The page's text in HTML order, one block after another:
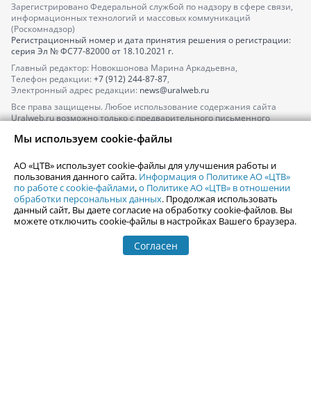
Зарегистрировано Федеральной службой по надзору в сфере связи,
информационных технологий и массовых коммуникаций
(Роскомнадзор)
Регистрационный номер и дата принятия решения о регистрации:
серия Эл № ФС77-82000от 18.10.2021 г.
Главный редактор: Новокшонова Марина Аркадьевна,
Телефон редакции: +7 (912) 244-87-87,
Электронный адрес редакции: news@uralweb.ru
Все права защищены. Любое использование содержания сайта
Uralweb.ru возможно только с предварительного письменного
По вопросам размещения рекламы обращайтесь по тел.
По вопросам размещения информации в разделе «Афиша»
afisha@uralweb.ru
Пользовательское соглашение на использование сайта
Политика АО «ЦТВ» в отношении обработки персональных данных
Мы используем cookie-файлы
АО «ЦТВ» использует cookie-файлы для улучшения работы и
пользования данного сайта. Информация о Политике АО «ЦТВ»
по работе с cookie-файлами,о Политике АО «ЦТВ» в отношении
обработки персональных данных. Продолжая использовать
данный сайт, Вы даете согласие на обработку cookie-файлов. Вы
можете отключить cookie-файлы в настройках Вашего браузера.
Согласен